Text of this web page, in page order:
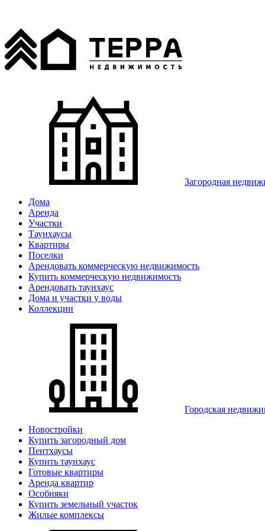
Загородная
Дома
Аренда
Участки
Таунхаусы
Квартиры
Поселки
Арендовать коммерческую недвижимость
Купить коммерческую недвижимость
Арендовать таунхаус
Дома и участки у воды
Коллекции
Городская
Новостройки
Купить загородный дом
Пентхаусы
Купить таунхаус
Готовые квартиры
Аренда квартир
Особняки
Купить земельный участок
Жилые комплексы